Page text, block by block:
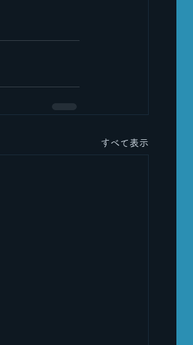
すべて表示